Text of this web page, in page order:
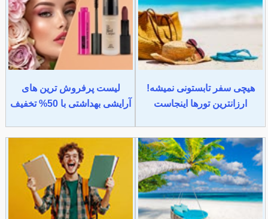
هیچی سفر تابستونی نمیشه!
ارزانترین تورها اینجاست
لیست پرفروش ترین های
آرایشی بهداشتی با 50% تخفیف